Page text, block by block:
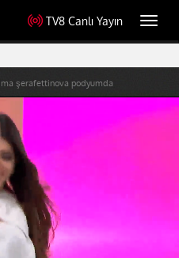
TV8 Canlı Yayın
şerafettinova podyumda